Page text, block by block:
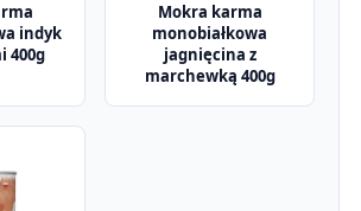
indyk
400g
Mokra karma
monobiałkowa
jagnięcina z
marchewką 400g